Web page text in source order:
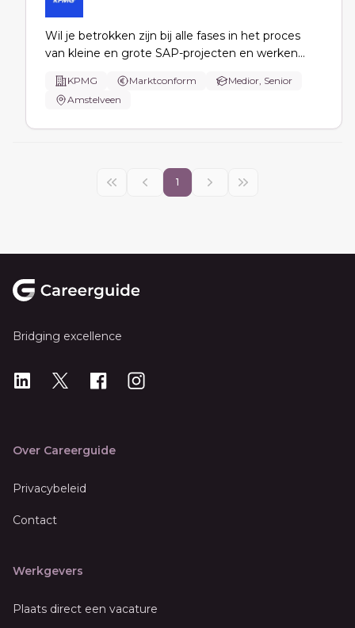
Wil je betrokken zijn bij alle fases in het proces
van kleine en grote SAP-projecten en werken
vacature!
KPMG Marktconform
Medior, Senior
Amstelveen
1
Bridging excellence
LinkedIn
X Instagram
Over Careerguide
Privacybeleid
Contact
Werkgevers
Plaats direct een vacature